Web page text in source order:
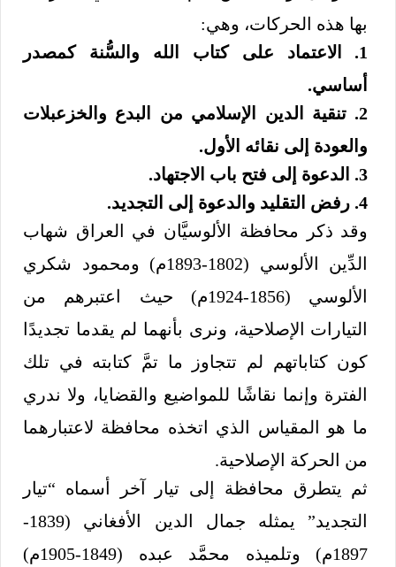
بها هذه الحركات، وهي:
1. الاعتماد على كتاب الله والسُّنة كمصدر
أساسي.
2. تنقية الدين الإسلامي من البدع والخزعبلات
والعودة إلى نقائه الأول.
3. الدعوة إلى فتح باب الاجتهاد.
4. رفض التقليد والدعوة إلى التجديد.
وقد ذكر محافظة الألوسيَّان في العراق شهاب
الدِّين الألوسي (1802-1893م) ومحمود شكري
الألوسي (1856-1924م) حيث اعتبرهم من
التيارات الإصلاحية، ونرى بأنهما لم يقدما تجديدًا
كون كتاباتهم لم تتجاوز ما تمَّ كتابته في تلك
الفترة وإنما نقاشًا للمواضيع والقضايا، ولا ندري
ما هو المقياس الذي اتخذه محافظة لاعتبارهما
من الحركة الإصلاحية.
ثم يتطرق محافظة إلى تيار آخر أسماه “تيار
التجديد” يمثله جمال الدين الأفغاني (1839-
1897م) وتلميذه محمَّد عبده (1849-1905م)